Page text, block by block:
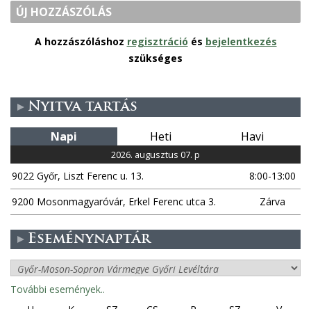
ÚJ HOZZÁSZÓLÁS
A hozzászóláshoz regisztráció és bejelentkezés
szükséges
Nyitva tartás
Napi Heti Havi
2026. augusztus 07. p
9022 Győr, Liszt Ferenc u. 13.
8:00-13:00
9200 Mosonmagyaróvár, Erkel Ferenc utca 3.
Zárva
Eseménynaptár
További események..